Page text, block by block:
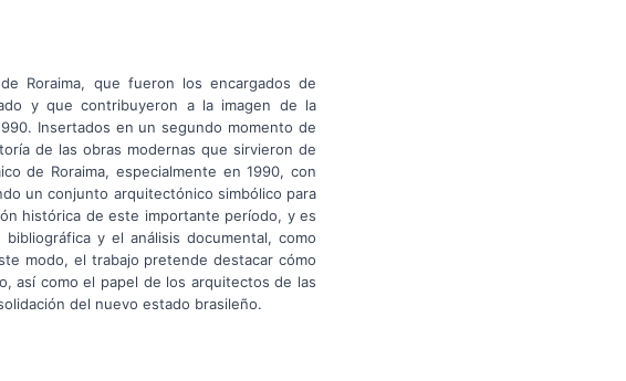
Roraima, que fueron los encargados de
y que contribuyeron a la imagen de la
Insertados en un segundo momento de
de las obras modernas que sirvieron de
de Roraima, especialmente en 1990, con
un conjunto arquitectónico simbólico para
histórica de este importante período, y es
y el análisis documental, como
modo, el trabajo pretende destacar cómo
así como el papel de los arquitectos de las
del nuevo estado brasileño.